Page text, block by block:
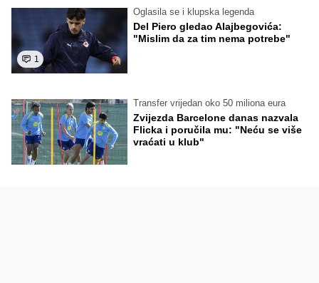
1
Oglasila se i klupska legenda
Del Piero gledao Alajbegovića:
"Mislim da za tim nema potrebe"
Transfer vrijedan oko 50 miliona eura
Zvijezda Barcelone danas nazvala
Flicka i poručila mu: "Neću se više
vraćati u klub"